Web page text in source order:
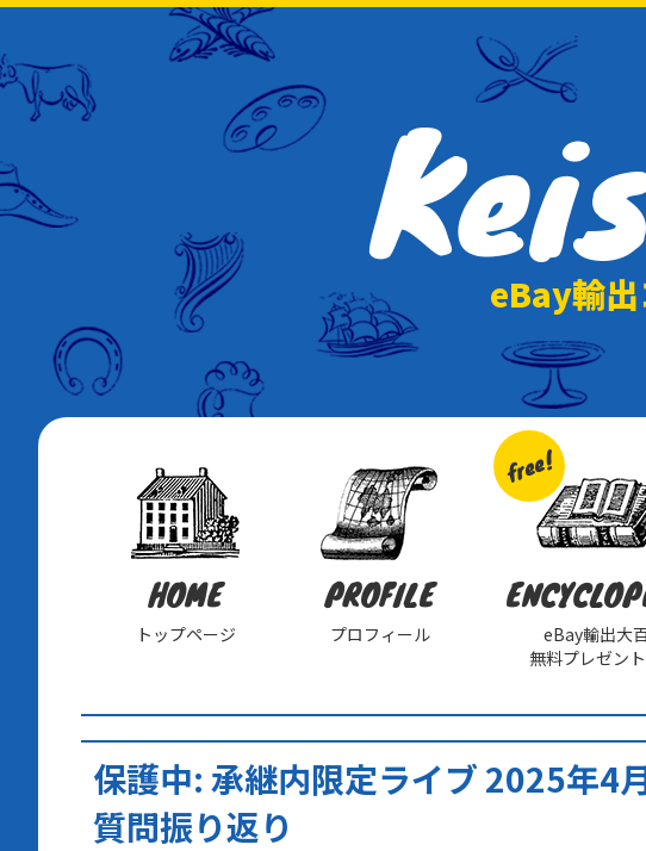
eBay輸
HOME
トップページ
PROFILE
プロフィール
eBay輸出大
無料プレゼント
free!
保護中: 承継内限定ライブ 2025年4
質問振り返り